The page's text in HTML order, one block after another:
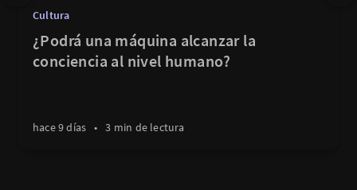
Cultura
¿Podrá una máquina alcanzar la
conciencia al nivel humano?
hace 9 días • 3 min de lectura